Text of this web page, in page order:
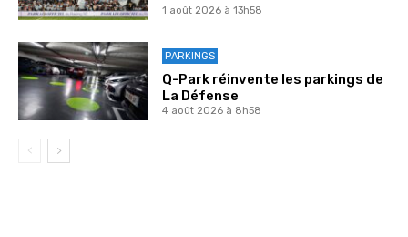
1 août 2026 à 13h58
PARKINGS
Q-Park réinvente les parkings de
La Défense
4 août 2026 à 8h58